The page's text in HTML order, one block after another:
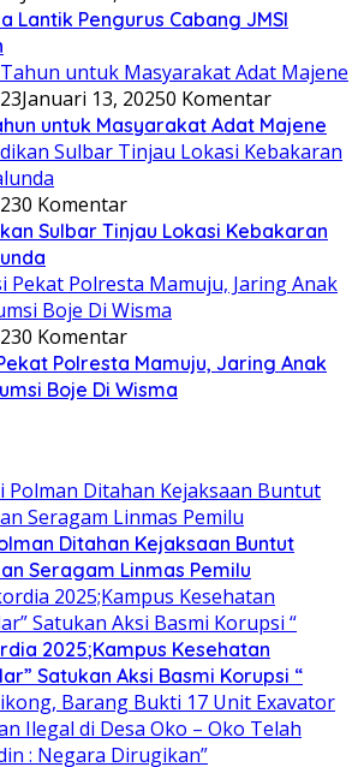
Lantik Pengurus Cabang JMSI
Januari 13, 20250 Komentar
untuk Masyarakat Adat Majene
0 Komentar
Sulbar Tinjau Lokasi Kebakaran
0 Komentar
Polresta Mamuju, Jaring Anak
Boje Di Wisma
Ditahan Kejaksaan Buntut
Seragam Linmas Pemilu
2025;Kampus Kesehatan
Satukan Aksi Basmi Korupsi “